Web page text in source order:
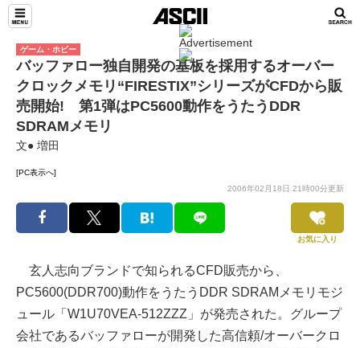
ゲーム・ホビー
バッファロー独自開発の基板を採用するオーバー
クロックメモリ“FIRESTIX”シリーズがCFDから販
売開始! 第1弾はPC5600動作をうたうDDR
SDRAMメモリ
文● 増田
[PC表示へ]
2006年02月18日 21時00分更新
お気に入り
玄人志向ブランドで知られるCFD販売から、
PC5600(DDR700)動作をうたうDDR SDRAMメモリモジ
ュール「W1U70VEA-512ZZZ」が発売された。グループ
会社であるバッファローが開発した高信頼/オーバークロ